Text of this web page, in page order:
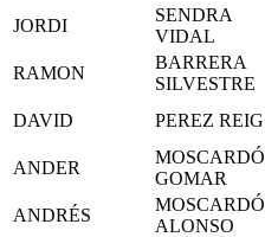
JORDI
SENDRA
VIDAL
RAMON
BARRERA
SILVESTRE
DAVID
PEREZ REIG
ANDER
MOSCARDÓ
GOMAR
ANDRÉS
MOSCARDÓ
ALONSO